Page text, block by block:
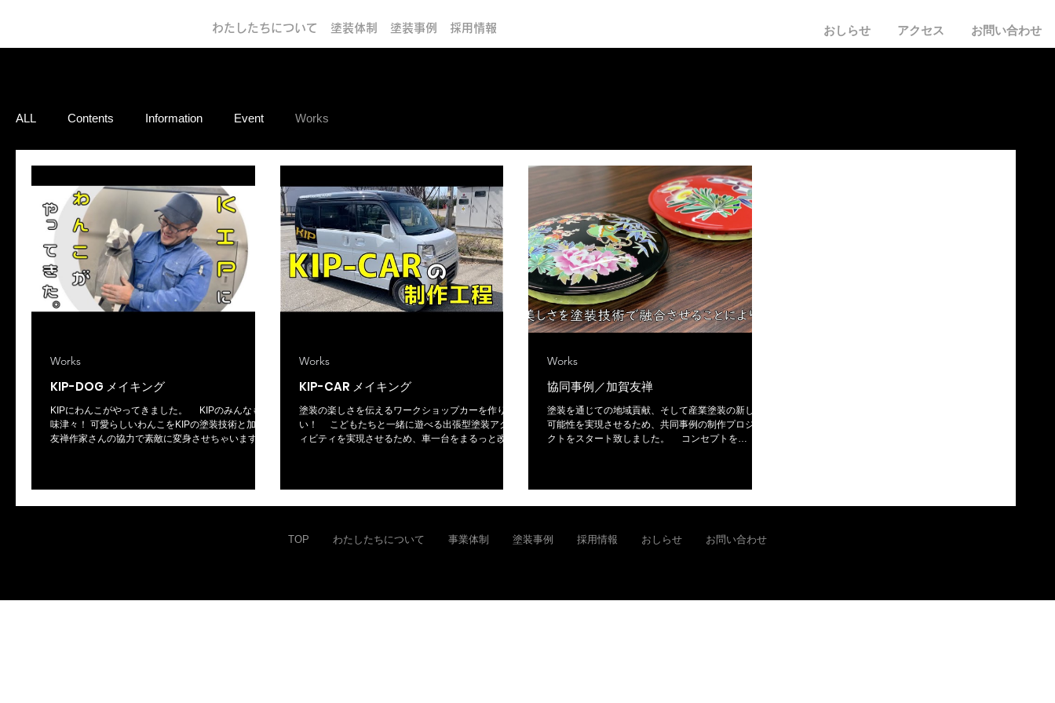
おしらせ ​アクセス お問い合わせ
わたしたちについて 塗装体制 塗装事例 採用情報
ALL Contents Information Event Works
KIP-DOG メイキング
KIPにわんこがやってきました。 KIPのみんなも興
味津々！ 可愛らしいわんこをKIPの塗装技術と加賀
友禅作家さんの協力で素敵に変身させちゃいます！
Works
KIP-CAR メイキング
塗装の楽しさを伝えるワークショップカーを作りた
い！ こどもたちと一緒に遊べる出張型塗装アクテ
ィビティを実現させるため、車一台をまるっと改造
Works
協同事例／加賀友禅
塗装を通じての地域貢献、そして産業塗装の新しい
可能性を実現させるため、共同事例の制作プロジェ
クトをスタート致しました。 コンセプトを
ョンです。 協同事例協力：奥田染色株式会社 様
Works
TOP わたしたちについて 事業体制 塗装事例 採用情報 おしらせ お問い合わせ